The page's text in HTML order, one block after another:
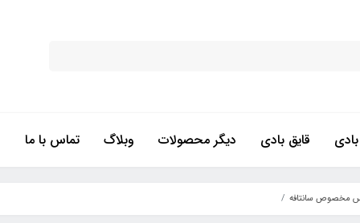
قایق بادی دیگر محصولات وبلاگ تماس با ما
مخصوص سانتافه